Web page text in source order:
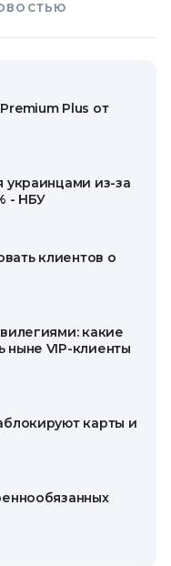
Plus от
украинцами из-за
- НБУ
клиентов о
какие
ныне VIP-клиенты
карты и